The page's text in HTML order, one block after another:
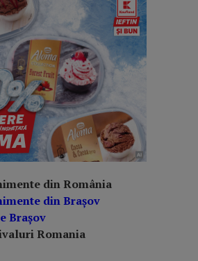
din România
din Braşov
Brașov
Romania